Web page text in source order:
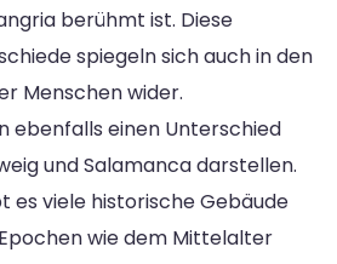
berühmt ist. Diese
spiegeln sich auch in den
Menschen wider.
ebenfalls einen Unterschied
und Salamanca darstellen.
es viele historische Gebäude
wie dem Mittelalter